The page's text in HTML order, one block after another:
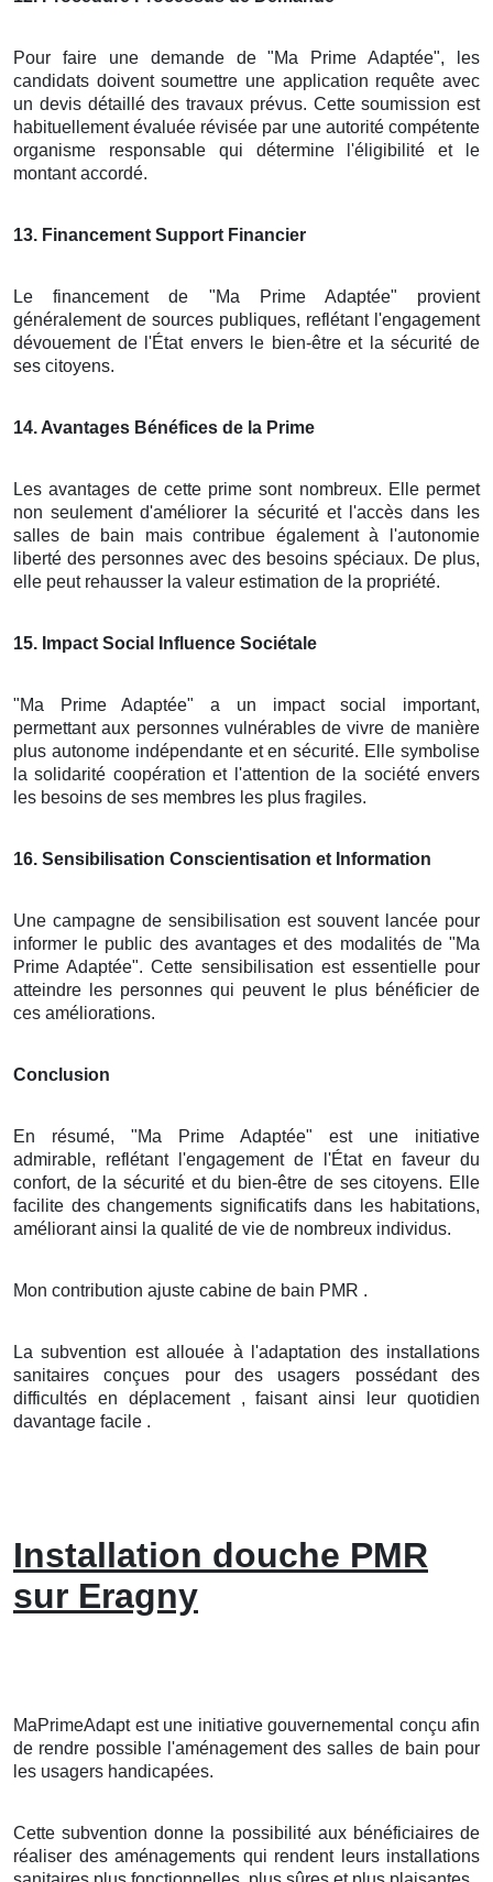
Pour faire une demande de "Ma Prime Adaptée", les
candidats doivent soumettre une application requête avec
un devis détaillé des travaux prévus. Cette soumission est
habituellement évaluée révisée par une autorité compétente
organisme responsable qui détermine l'éligibilité et le
montant accordé.
13. Financement Support Financier
Le financement de "Ma Prime Adaptée" provient
généralement de sources publiques, reflétant l'engagement
dévouement de l'État envers le bien-être et la sécurité de
ses citoyens.
14. Avantages Bénéfices de la Prime
Les avantages de cette prime sont nombreux. Elle permet
non seulement d'améliorer la sécurité et l'accès dans les
salles de bain mais contribue également à l'autonomie
liberté des personnes avec des besoins spéciaux. De plus,
elle peut rehausser la valeur estimation de la propriété.
15. Impact Social Influence Sociétale
"Ma Prime Adaptée" a un impact social important,
permettant aux personnes vulnérables de vivre de manière
plus autonome indépendante et en sécurité. Elle symbolise
la solidarité coopération et l'attention de la société envers
les besoins de ses membres les plus fragiles.
16. Sensibilisation Conscientisation et Information
Une campagne de sensibilisation est souvent lancée pour
informer le public des avantages et des modalités de "Ma
Prime Adaptée". Cette sensibilisation est essentielle pour
atteindre les personnes qui peuvent le plus bénéficier de
ces améliorations.
Conclusion
En résumé, "Ma Prime Adaptée" est une initiative
admirable, reflétant l'engagement de l'État en faveur du
confort, de la sécurité et du bien-être de ses citoyens. Elle
facilite des changements significatifs dans les habitations,
améliorant ainsi la qualité de vie de nombreux individus.
Mon contribution ajuste cabine de bain PMR .
La subvention est allouée à l'adaptation des installations
sanitaires conçues pour des usagers possédant des
difficultés en déplacement , faisant ainsi leur quotidien
davantage facile .
Installation douche PMR
sur Eragny
MaPrimeAdapt est une initiative gouvernemental conçu afin
de rendre possible l'aménagement des salles de bain pour
les usagers handicapées.
Cette subvention donne la possibilité aux bénéficiaires de
réaliser des aménagements qui rendent leurs installations